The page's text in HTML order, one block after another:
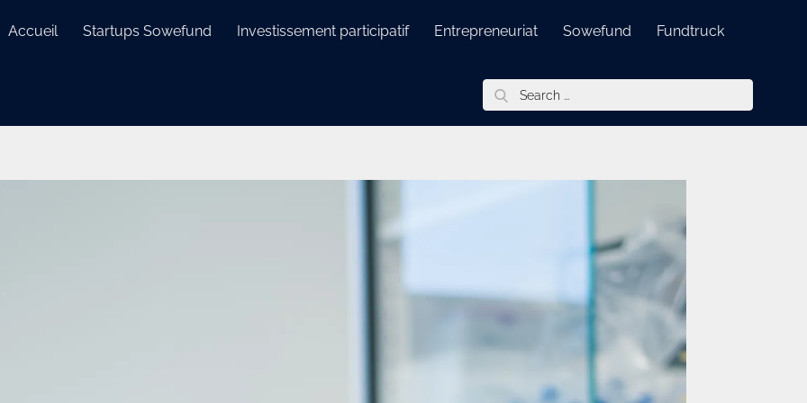
Accueil Startups Sowefund Investissement participatif Entrepreneuriat Sowefund Fundtruck
Search
for: